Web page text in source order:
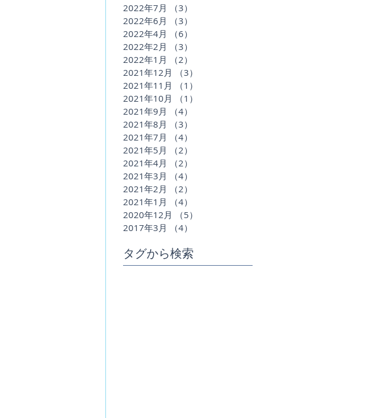
2022年7月
（3）
2022年6月
（3）
2022年4月
（6）
2022年2月
（3）
2022年1月
（2）
2021年12月
（3）
2021年11月
（1）
2021年10月
（1）
2021年9月
（4）
2021年8月
（3）
2021年7月
（4）
2021年5月
（2）
2021年4月
（2）
2021年3月
（4）
2021年2月
（2）
2021年1月
（4）
2020年12月
（5）
2017年3月
（4）
タグから検索